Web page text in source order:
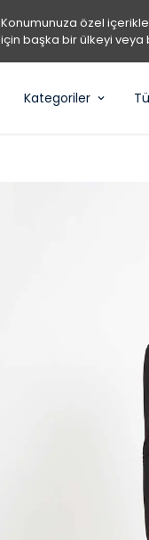
Konumunuza özel
için başka bir ülkeyi veya
Kategoriler